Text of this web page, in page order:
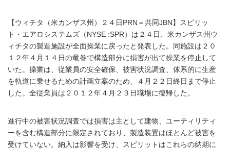
【ウィチタ（米カンザス州）２４日PRN＝共同JBN】スピリッ
ト・エアロシステムズ（NYSE :SPR）は２４日、米カンザス州ウ
ィチタの製造施設が全面操業に戻ったと発表した。同施設は２０
１２年４月１４日の竜巻で構造部分に損害が出て操業を停止して
いた。操業は、従業員の安全確保、被害状況調査、体系的に生産
を軌道に乗せるための計画立案のため、４月２２日終日まで停止
した。全従業員は２０１２年４月２３日職場に復帰した。
進行中の被害状況調査では損害は主として建物、ユーティリティ
ーを含む構造部分に限定されており、製造装置はほとんど被害を
受けていない。納入は影響を受け、スピリットはこれらの納期に